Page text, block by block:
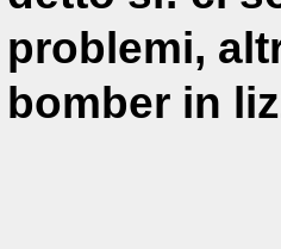
problemi,
bomber in